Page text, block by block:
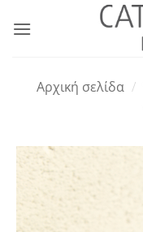
στο
Αρχική σελίδα /